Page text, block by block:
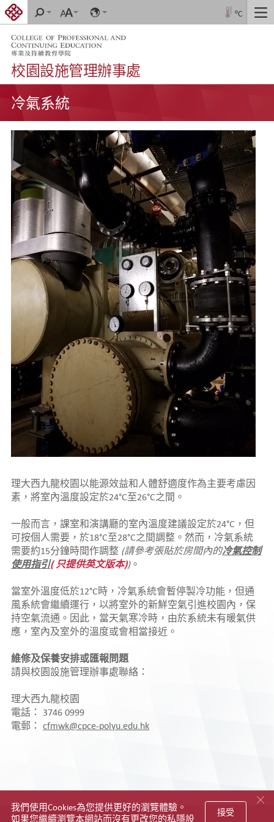
跳
到
體
小
Language
°C
切
換
校園設施管理辦事處
冷氣系統
理大西九龍校園以能源效益和人體舒適度作為主要考慮因
素，將室內溫度設定於24°C至26°C之間。
一般而言，課室和演講廳的室內溫度建議設定於24°C，但
可按個人需要，於18°C至28°C之間調整。然而，冷氣系統
需要約15分鐘時間作調整 (請參考張貼於房間內的冷氣控制
使用指引( 只提供英文版本))。
當室外溫度低於12°C時，冷氣系統會暫停製冷功能，但通
風系統會繼續運行，以將室外的新鮮空氣引進校園內，保
持空氣流通。因此，當天氣寒冷時，由於系統未有暖氣供
應，室內及室外的溫度或會相當接近。
維修及保養安排或匯報問題
請與校園設施管理辦事處聯絡：
理大西九龍校園
電話： 3746 0999
電郵：cfmwk@cpce-polyu.edu.hk
接受
我們使用Cookies為您提供更好的瀏覽體驗。
如果您繼續瀏覽本網站而沒有更改您的私隱設